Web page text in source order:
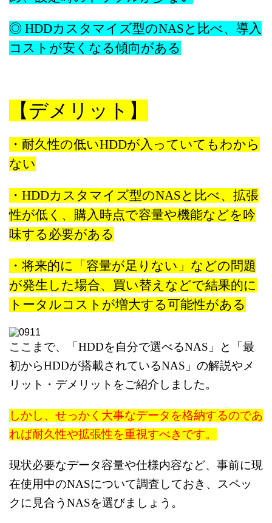
◎ HDDカスタマイズ型のNASと比べ、導入
コストが安くなる傾向がある
【デメリット】
・耐久性の低いHDDが入っていてもわから
ない
・HDDカスタマイズ型のNASと比べ、拡張
性が低く、 購入時点で容量や機能などを吟
味する必要がある
・将来的に「容量が足りない」などの問題
が発生した場合、 買い替えなどで結果的に
トータルコストが増大する可能性がある
ここまで、「HDDを自分で選べるNAS」と「最
初からHDDが搭載されているNAS」 の解説やメ
リット・デメリットをご紹介しました。
しかし、せっかく大事なデータを格納するのであ
れば耐久性や拡張性を重視すべきです。
現状必要なデータ容量や仕様内容など、事前に現
在使用中のNASについて調査しておき、スペッ
クに見合うNASを選びましょう。